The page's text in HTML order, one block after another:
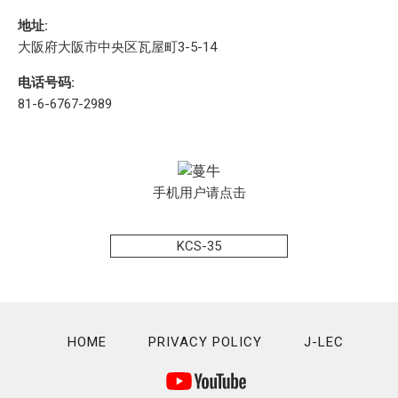
地址:
大阪府大阪市中央区瓦屋町3-5-14
电话号码:
81-6-6767-2989
手机用户请点击
KCS-35
HOME PRIVACY POLICY J-LEC